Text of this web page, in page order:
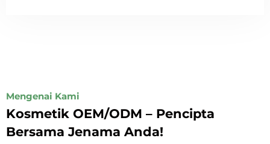
Mengenai Kami
Kosmetik OEM/ODM – Pencipta
Bersama Jenama Anda!